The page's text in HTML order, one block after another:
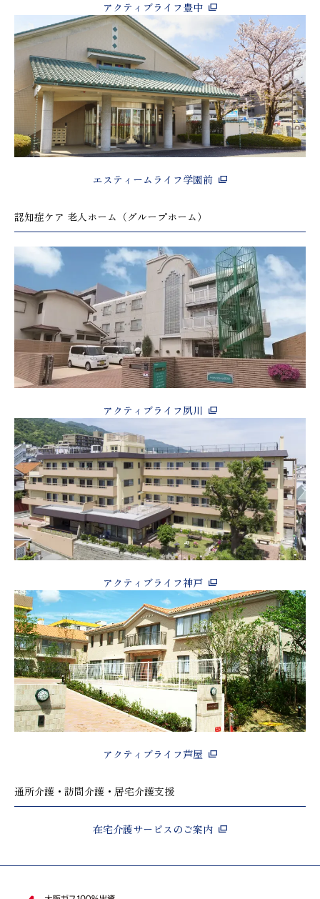
アクティブライフ豊中
エスティームライフ学園前
認知症ケア 老人ホーム（グループホーム）
アクティブライフ夙川
アクティブライフ神戸
アクティブライフ芦屋
通所介護・訪問介護・居宅介護支援
在宅介護サービスのご案内